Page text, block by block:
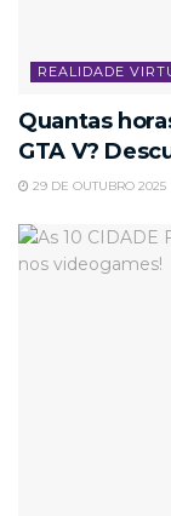
REALIDADE
Quantas
GTA V?
29 DE OUTUBRO 2025